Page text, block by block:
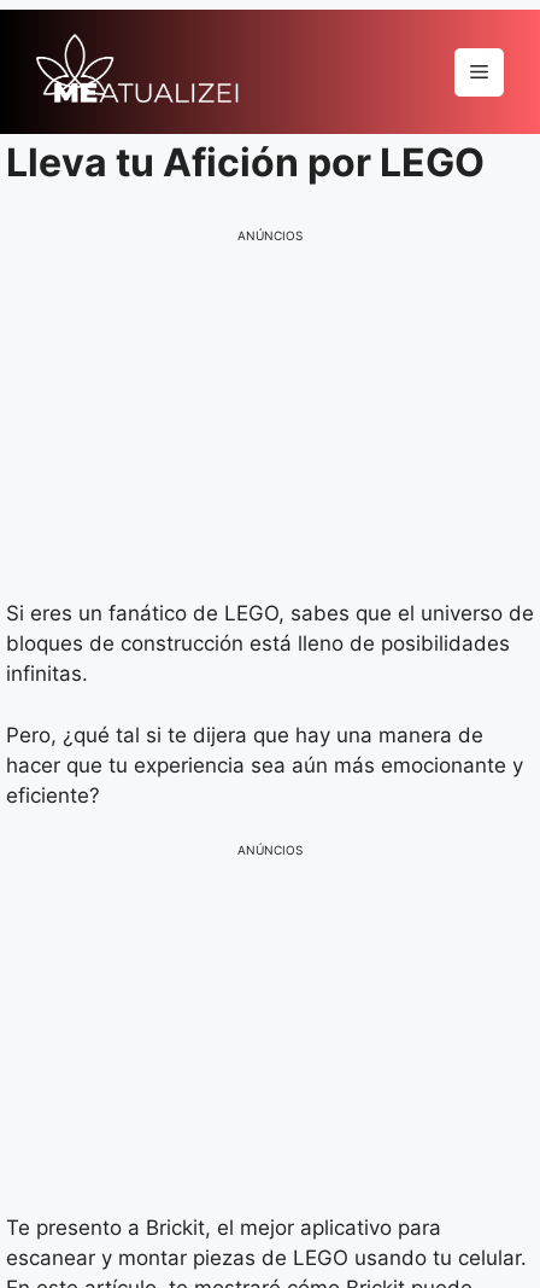
para
Menu
Lleva tu Afición por LEGO
ANÚNCIOS
Si eres un fanático de LEGO, sabes que el universo de
bloques de construcción está lleno de posibilidades
infinitas.
Pero, ¿qué tal si te dijera que hay una manera de
hacer que tu experiencia sea aún más emocionante y
eficiente?
ANÚNCIOS
Te presento a Brickit, el mejor aplicativo para
escanear y montar piezas de LEGO usando tu celular.